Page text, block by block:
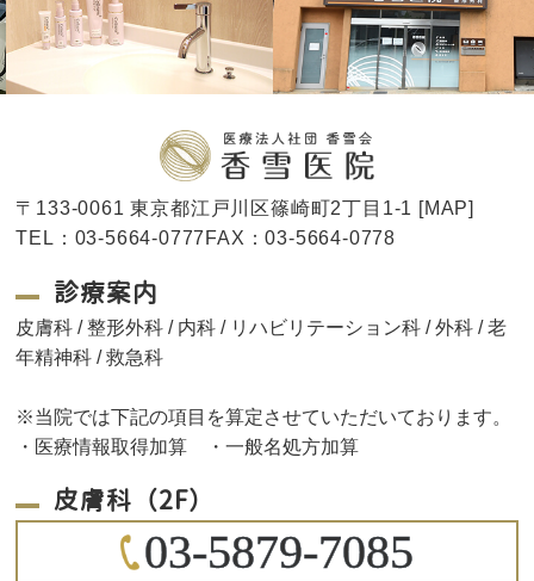
〒133-0061 東京都江戸川区篠崎町2丁目1-1 [MAP]
TEL：03-5664-0777FAX：03-5664-0778
診療案内
皮膚科 / 整形外科 / 内科 / リハビリテーション科 / 外科 / 老
年精神科 / 救急科
※当院では下記の項目を算定させていただいております。
・医療情報取得加算 ・一般名処方加算
皮膚科（2F）
03-5879-7085